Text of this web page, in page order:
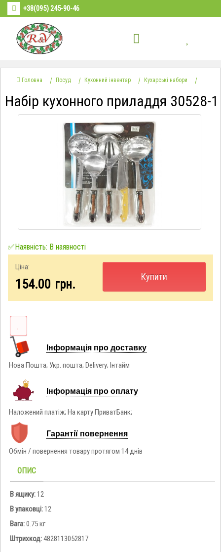
+38(095) 245-90-46
Головна Посуд Кухонний інвентар Кухарські набори
Набір кухонного приладдя 30528-1
✅Наявність: В наявності
Ціна:
154.00 грн.
Купити
Інформація про доставку
Нова Пошта; Укр. пошта; Delivery; Інтайм
Інформація про оплату
Наложений платіж; На карту ПриватБанк;
Гарантії повернення
Обмін / повернення товару протягом 14 днів
ОПИС
В ящику:12
В упаковці:12
Вага:0.75 кг
Штрихкод:4828113052817